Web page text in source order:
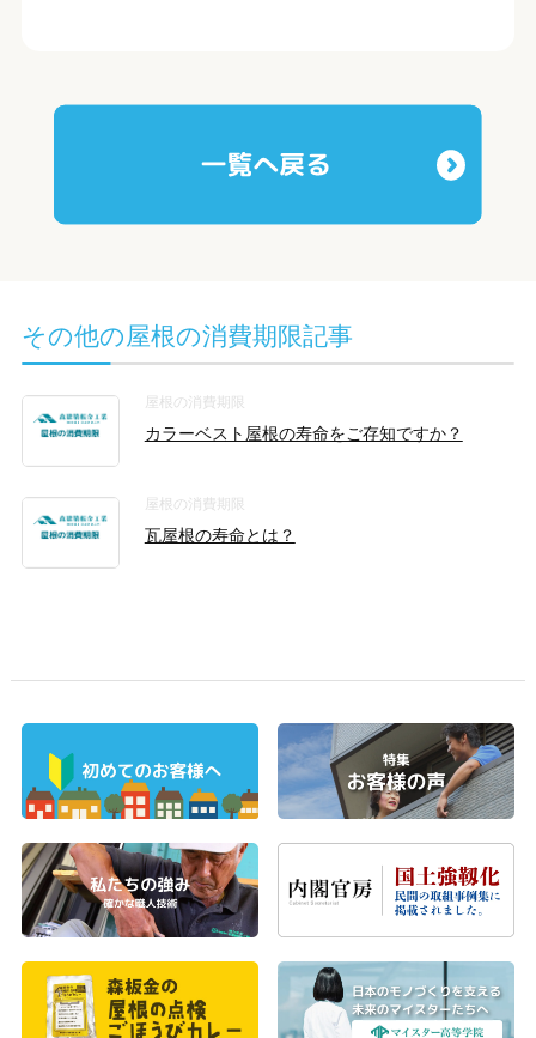
その他の屋根の消費期限記事
屋根の消費期限
カラーベスト屋根の寿命をご存知ですか？
屋根の消費期限
瓦屋根の寿命とは？